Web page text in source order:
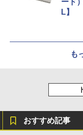
ード
L】
も
おすすめ記事